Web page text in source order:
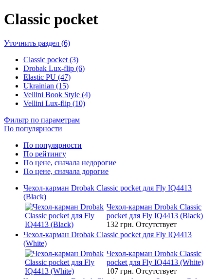
Classic pocket
Уточнить раздел (6)
Classic pocket (3)
Drobak Lux-flip (6)
Elastic PU (47)
Ukrainian (15)
Vellini Book Style (4)
Vellini Lux-flip (10)
Фильтр по параметрам
По популярности
По популярности
По рейтингу
По цене, сначала недорогие
По цене, сначала дорогие
Чехол-карман Drobak Classic pocket для Fly IQ4413
(Black)
Чехол-карман Drobak Classic
pocket для Fly IQ4413 (Black)
132 грн. Отсутствует
Чехол-карман Drobak Classic pocket для Fly IQ4413
(White)
Чехол-карман Drobak Classic
pocket для Fly IQ4413 (White)
107 грн. Отсутствует